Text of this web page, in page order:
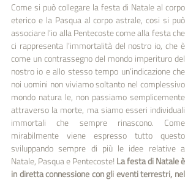
Come si può collegare la festa di Natale al corpo
eterico e la Pasqua al corpo astrale, cosi si può
associare l’io alla Pentecoste come alla festa che
ci rappresenta l’immortalità del nostro io, che è
come un contrassegno del mondo imperi­turo del
nostro io e allo stesso tempo un’indicazione che
noi uomini non viviamo soltanto nel complessivo
mondo natura­ le, non passiamo semplicemente
attraverso la morte, ma siamo esseri individuali
immortali che sempre rinascono. Come
mirabilmente viene espresso tutto questo
sviluppando sempre di più le idee relative a
Natale, Pasqua e Pentecoste! La festa di Natale è
in diretta connessione con gli eventi ter­restri, nel